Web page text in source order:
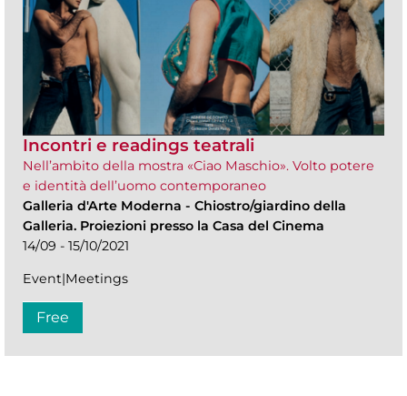
Incontri e readings teatrali
Nell’ambito della mostra «Ciao Maschio». Volto potere
e identità dell’uomo contemporaneo
Galleria d'Arte Moderna - Chiostro/giardino della
Galleria. Proiezioni presso la Casa del Cinema
14/09 - 15/10/2021
Event|Meetings
Free